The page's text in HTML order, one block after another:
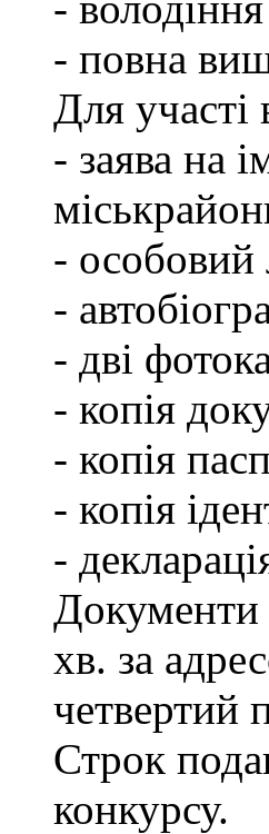
- повна
Для участі
- заява на
- особовий
-
- дві
- копія
- копія
- копія
-
Документи
хв. за
четвертий
Строк
конкурсу.